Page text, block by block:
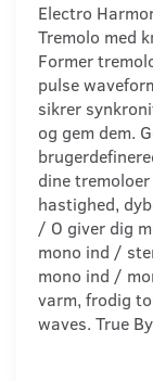
Electro
Tremolo med
Former
pulse
sikrer
og gem dem.
dine
hastighed,
/ O giver dig
mono ind /
mono ind /
varm, frodig
waves. True